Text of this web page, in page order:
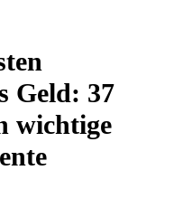
Geld: 37
wichtige